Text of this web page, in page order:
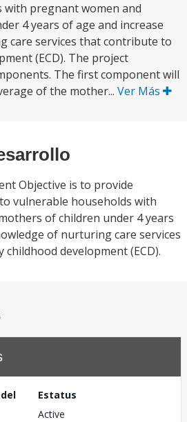
pregnant women and
4 years of age and increase
care services that contribute to
(ECD). The project
The first component will
of the mother... Ver Más
Objective is to provide
vulnerable households with
of children under 4 years
of nurturing care services
development (ECD).
Estatus
Active